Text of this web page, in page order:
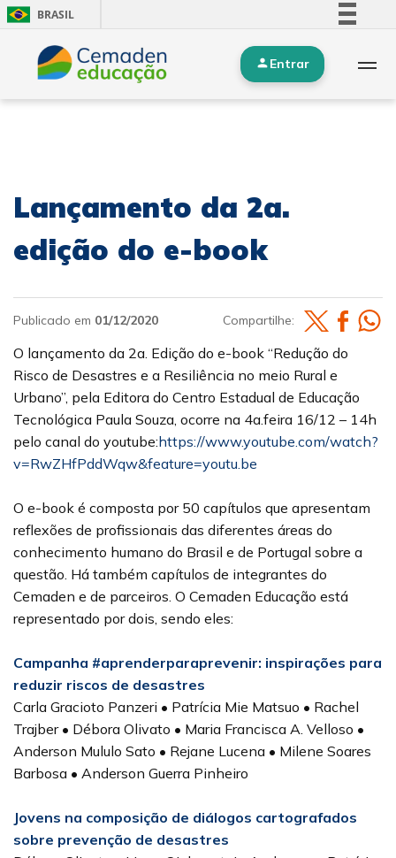
BRASIL
Simplifique!
Comunica BR
Entrar
Lançamento da 2a.
edição do e-book
Publicado em 01/12/2020 Compartilhe:
O lançamento da 2a. Edição do e-book “Redução do
Risco de Desastres e a Resiliência no meio Rural e
Urbano”, pela Editora do Centro Estadual de Educação
Tecnológica Paula Souza, ocorre na 4a.feira 16/12 – 14h
pelo canal do youtube:https://www.youtube.com/watch?
v=RwZHfPddWqw&feature=youtu.be
O e-book é composta por 50 capítulos que apresentam
reflexões de profissionais das diferentes áreas do
conhecimento humano do Brasil e de Portugal sobre a
questão. Há também capítulos de integrantes do
Cemaden e de parceiros. O Cemaden Educação está
representado por dois, sendo eles:
Campanha #aprenderparaprevenir: inspirações para
reduzir riscos de desastres
Carla Gracioto Panzeri • Patrícia Mie Matsuo • Rachel
Trajber • Débora Olivato • Maria Francisca A. Velloso •
Anderson Mululo Sato • Rejane Lucena • Milene Soares
Barbosa • Anderson Guerra Pinheiro
Jovens na composição de diálogos cartografados
sobre prevenção de desastres